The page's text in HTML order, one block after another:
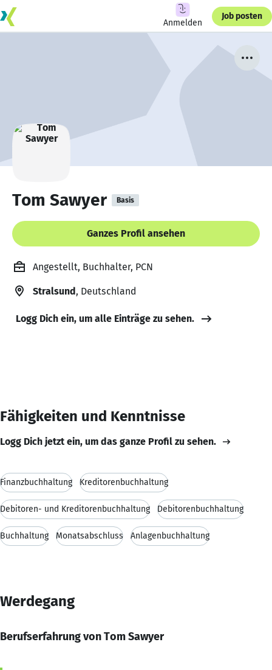
Anmelden
Job posten
Tom Sawyer Basis
Ganzes Profil ansehen
Angestellt, Buchhalter, PCN
Stralsund, Deutschland
Logg Dich ein, um alle Einträge zu sehen.
Fähigkeiten und Kenntnisse
Logg Dich jetzt ein, um das ganze Profil zu sehen.
Finanzbuchhaltung Kreditorenbuchhaltung
Debitoren- und Kreditorenbuchhaltung Debitorenbuchhaltung
Buchhaltung Monatsabschluss Anlagenbuchhaltung
Werdegang
Berufserfahrung von Tom Sawyer